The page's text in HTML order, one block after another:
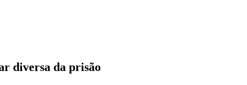
diversa da prisão